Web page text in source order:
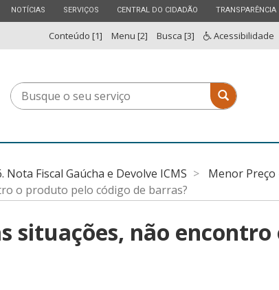
ESTADO
NOTÍCIAS ESTADO
SERVIÇOS ESTADO
CENTRAL DO CIDADÃO ESTADO
TRANSPARÊNCIA
Conteúdo [1] Menu [2] Busca [3] Acessibilidade
Busque
o
serviço
Busque o
Nota Fiscal Gaúcha e Devolve ICMS
Menor Preço
o produto pelo código de barras?
situações, não